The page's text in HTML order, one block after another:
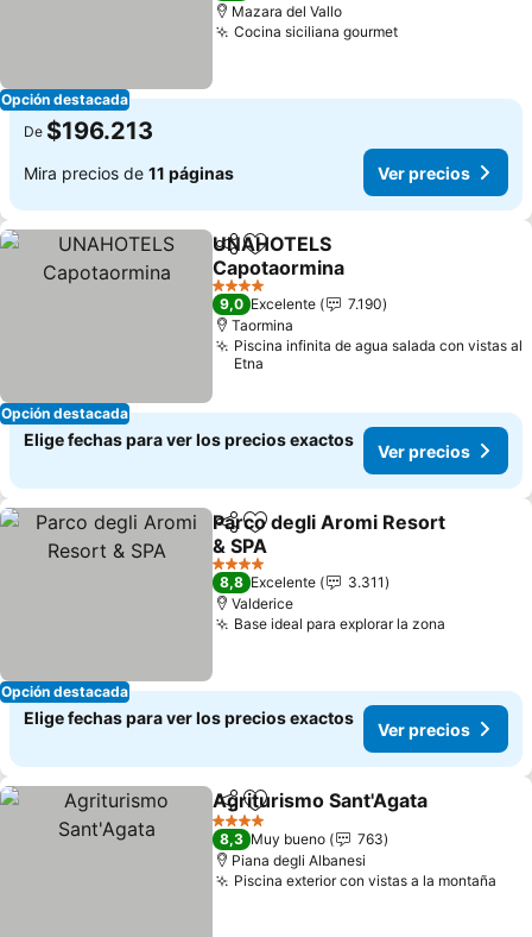
Opción destacada
Mazara del Vallo
Cocina siciliana gourmetVer precios
De $196.213
Mira precios de 11 páginas Ver precios
Opción destacada
CompartirAgregar a favoritos
UNAHOTELS
Capotaormina
Ver precios
4 Estrellas
9,0 Excelente
7.190
Taormina
Piscina infinita de agua salada con vistas al
Etna
Elige fechas para ver los precios exactos
Ver precios
Opción destacada
CompartirAgregar a favoritos
Parco degli Aromi Resort
& SPA
Ver precios
4 Estrellas
8,8 Excelente
3.311
Valderice
Base ideal para explorar la zona
Elige fechas para ver los precios exactos
Ver precios
CompartirAgregar a favoritos
Agriturismo Sant'Agata
4 Estrellas
8,3 Muy bueno
763
Piana degli Albanesi
Piscina exterior con vistas a la montaña